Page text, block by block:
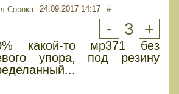
Сорока 24.09.2017 14:17 #
- 3 +
какой-то мр371 без
упора, под резину